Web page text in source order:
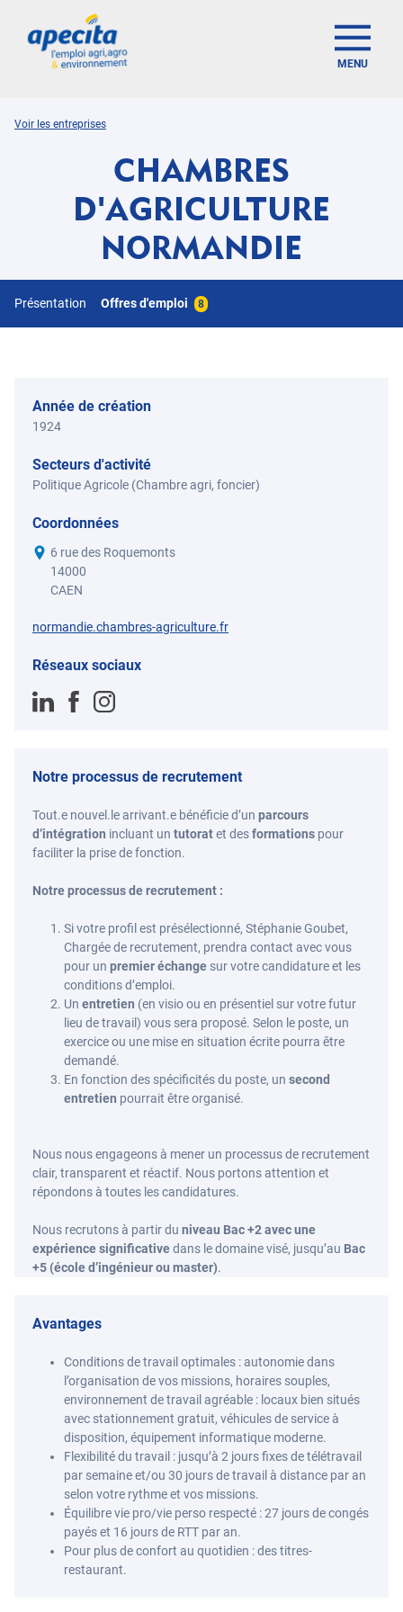
MENU
Voir les entreprises
CHAMBRES
D'AGRICULTURE
NORMANDIE
Présentation Offres d'emploi 8
Année de création
1924
Secteurs d'activité
Politique Agricole (Chambre agri, foncier)
Coordonnées
6 rue des Roquemonts
14000
CAEN
normandie.chambres-agriculture.fr
Réseaux sociaux
Notre processus de recrutement
Tout.e nouvel.le arrivant.e bénéficie d’un parcours
d’intégration incluant un tutoratet desformations pour
faciliter la prise de fonction.
Notre processus de recrutement :
Si votre profil est présélectionné, Stéphanie Goubet,
Chargée de recrutement, prendra contact avec vous
pour un premier échange sur votre candidature et les
conditions d’emploi.
Un entretien (en visio ou en présentiel sur votre futur
lieu de travail) vous sera proposé. Selon le poste, un
exercice ou une mise en situation écrite pourra être
demandé.
En fonction des spécificités du poste, un second
entretien pourrait être organisé.
Nous nous engageons à mener un processus de recrutement
clair, transparent et réactif. Nous portons attention et
répondons à toutes les candidatures.
Nous recrutons à partir du niveau Bac +2 avec une
expérience significativedans le domaine visé, jusqu’au Bac
+5 (école d’ingénieur ou master).
Avantages
Conditions de travail optimales : autonomie dans
l’organisation de vos missions, horaires souples,
environnement de travail agréable : locaux bien situés
avec stationnement gratuit, véhicules de service à
disposition, équipement informatique moderne.
Flexibilité du travail : jusqu’à 2 jours fixes de télétravail
par semaine et/ou 30 jours de travail à distance par an
selon votre rythme et vos missions.
Équilibre vie pro/vie perso respecté : 27 jours de congés
payés et 16 jours de RTT par an.
Pour plus de confort au quotidien : des titres-
restaurant.